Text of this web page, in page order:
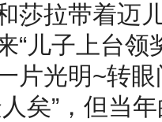
莎拉带着迈
“儿子上台领
片光明~转
矣”，但当